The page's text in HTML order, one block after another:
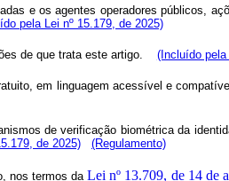
e os agentes operadores públicos,
pela Lei nº 15.179, de 2025)
de que trata este artigo. (Incluído pela
em linguagem acessível e
de verificação biométrica da
de 2025) (Regulamento)
nos termos daLei nº 13.709, de 14 de